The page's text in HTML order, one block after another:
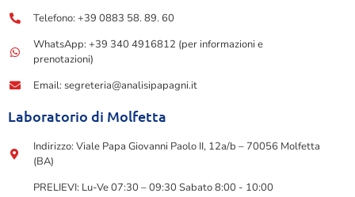
Telefono: +39 0883 58. 89. 60
WhatsApp: +39 340 4916812 (per informazioni e
prenotazioni)
Email: segreteria@analisipapagni.it
Laboratorio di Molfetta
Indirizzo: Viale Papa Giovanni Paolo II, 12a/b – 70056 Molfetta
(BA)
PRELIEVI: Lu-Ve 07:30 – 09:30 Sabato 8:00 - 10:00